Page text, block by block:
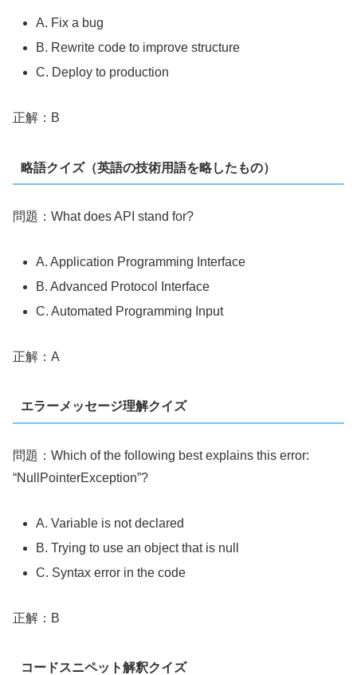
A. Fix a bug
B. Rewrite code to improve structure
C. Deploy to production
正解：B
略語クイズ（英語の技術用語を略したもの）
問題：What does API stand for?
A. Application Programming Interface
B. Advanced Protocol Interface
C. Automated Programming Input
正解：A
エラーメッセージ理解クイズ
問題：Which of the following best explains this error:
“NullPointerException”?
A. Variable is not declared
B. Trying to use an object that is null
C. Syntax error in the code
正解：B
コードスニペット解釈クイズ